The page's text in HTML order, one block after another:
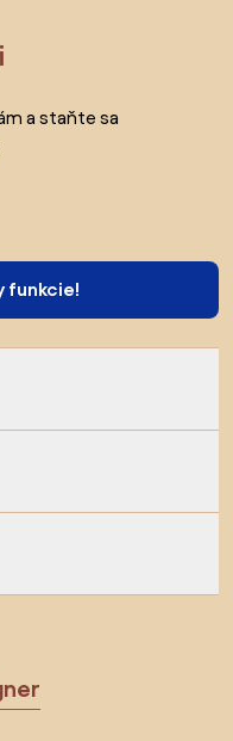
a staňte sa
funkcie!